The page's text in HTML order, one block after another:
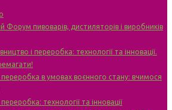
Форум пивоварів, дистиляторів і виробників
і переробка: технології та інновації.
переробка в умовах воєнного стану: вчимося
технології та інновації